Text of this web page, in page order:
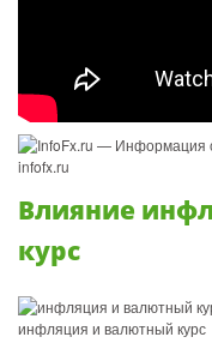
infofx.ru
Влияние
курс
инфляция и валютный курс